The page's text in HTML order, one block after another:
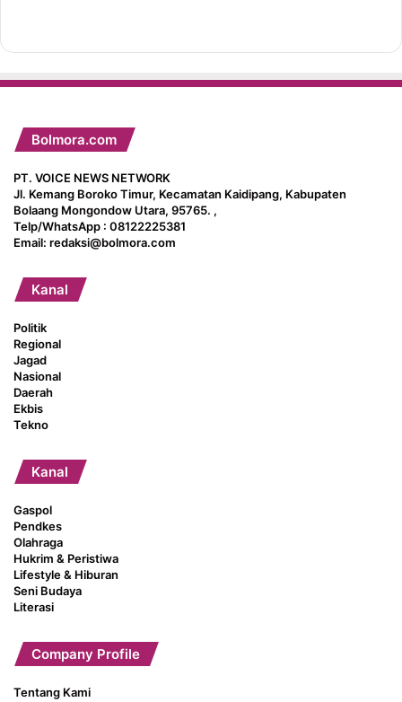
Bolmora.com
PT. VOICE NEWS NETWORK
Jl. Kemang Boroko Timur, Kecamatan Kaidipang, Kabupaten
Bolaang Mongondow Utara, 95765. ,
Telp/WhatsApp : 08122225381
Email: redaksi@bolmora.com
Kanal
Politik
Regional
Jagad
Nasional
Daerah
Ekbis
Tekno
Kanal
Gaspol
Pendkes
Olahraga
Hukrim & Peristiwa
Lifestyle & Hiburan
Seni Budaya
Literasi
Company Profile
Tentang Kami